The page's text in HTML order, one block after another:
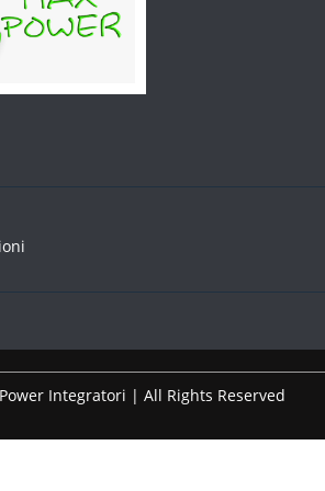
Integratori | All Rights Reserved